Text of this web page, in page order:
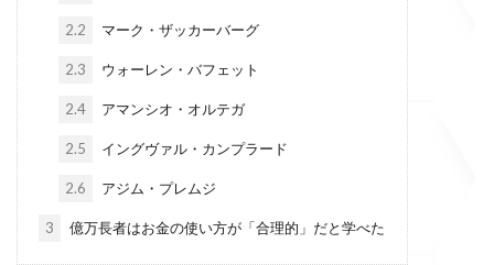
2.2 マーク・ザッカーバーグ
2.3 ウォーレン・バフェット
2.4 アマンシオ・オルテガ
2.5 イングヴァル・カンプラード
2.6 アジム・プレムジ
3 億万長者はお金の使い方が「合理的」だと学べた